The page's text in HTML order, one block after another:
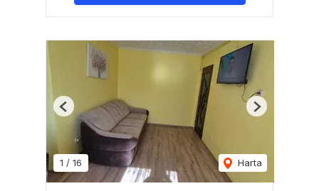
1 / 16 Harta
Previous Next